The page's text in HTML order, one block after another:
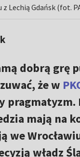
Lechią Gdańsk (fot.
dobrą grę
że w
pragmatyzm.
mają na
we
władz